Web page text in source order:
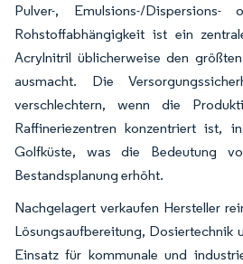
Pulver-, Emulsions-/
Rohstoffabhängigkeit ist ein
Acrylnitril üblicherweise den
ausmacht. Die
verschlechtern, wenn die
Raffineriezentren konzentriert ist,
Golfküste, was die Bedeutung
Bestandsplanung erhöht.
Nachgelagert verkaufen Hersteller
Lösungsaufbereitung, Dosiertechnik
Einsatz für kommunale und